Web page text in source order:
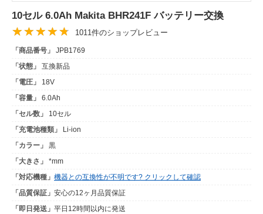
10セル 6.0Ah Makita BHR241F バッテリー交換
1011件のショップレビュー
「商品番号」
JPB1769
「状態」
互換新品
「電圧」
18V
「容量」
6.0Ah
「セル数」
10セル
「充電池種類」
Li-ion
「カラー」
黒
「大きさ」
*mm
「対応機種」 機器との互換性が不明です? クリックして確認
「品質保証」 安心の12ヶ月品質保証
「即日発送」 平日12時間以内に発送